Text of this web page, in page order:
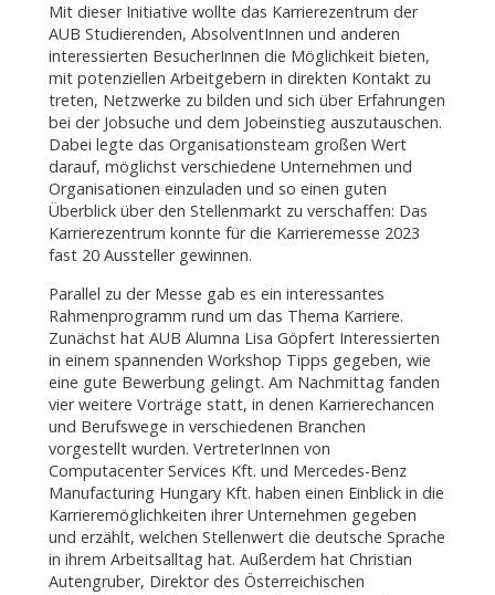
Mit dieser Initiative wollte das Karrierezentrum der
AUB Studierenden, AbsolventInnen und anderen
interessierten BesucherInnen die Möglichkeit bieten,
mit potenziellen Arbeitgebern in direkten Kontakt zu
treten, Netzwerke zu bilden und sich über Erfahrungen
bei der Jobsuche und dem Jobeinstieg auszutauschen.
Dabei legte das Organisationsteam großen Wert
darauf, möglichst verschiedene Unternehmen und
Organisationen einzuladen und so einen guten
Überblick über den Stellenmarkt zu verschaffen: Das
Karrierezentrum konnte für die Karrieremesse 2023
fast 20 Aussteller gewinnen.
Parallel zu der Messe gab es ein interessantes
Rahmenprogramm rund um das Thema Karriere.
Zunächst hat AUB Alumna Lisa Göpfert Interessierten
in einem spannenden Workshop Tipps gegeben, wie
eine gute Bewerbung gelingt. Am Nachmittag fanden
vier weitere Vorträge statt, in denen Karrierechancen
und Berufswege in verschiedenen Branchen
vorgestellt wurden. VertreterInnen von
Computacenter Services Kft. und Mercedes-Benz
Manufacturing Hungary Kft. haben einen Einblick in die
Karrieremöglichkeiten ihrer Unternehmen gegeben
und erzählt, welchen Stellenwert die deutsche Sprache
in ihrem Arbeitsalltag hat. Außerdem hat Christian
Autengruber, Direktor des Österreichischen